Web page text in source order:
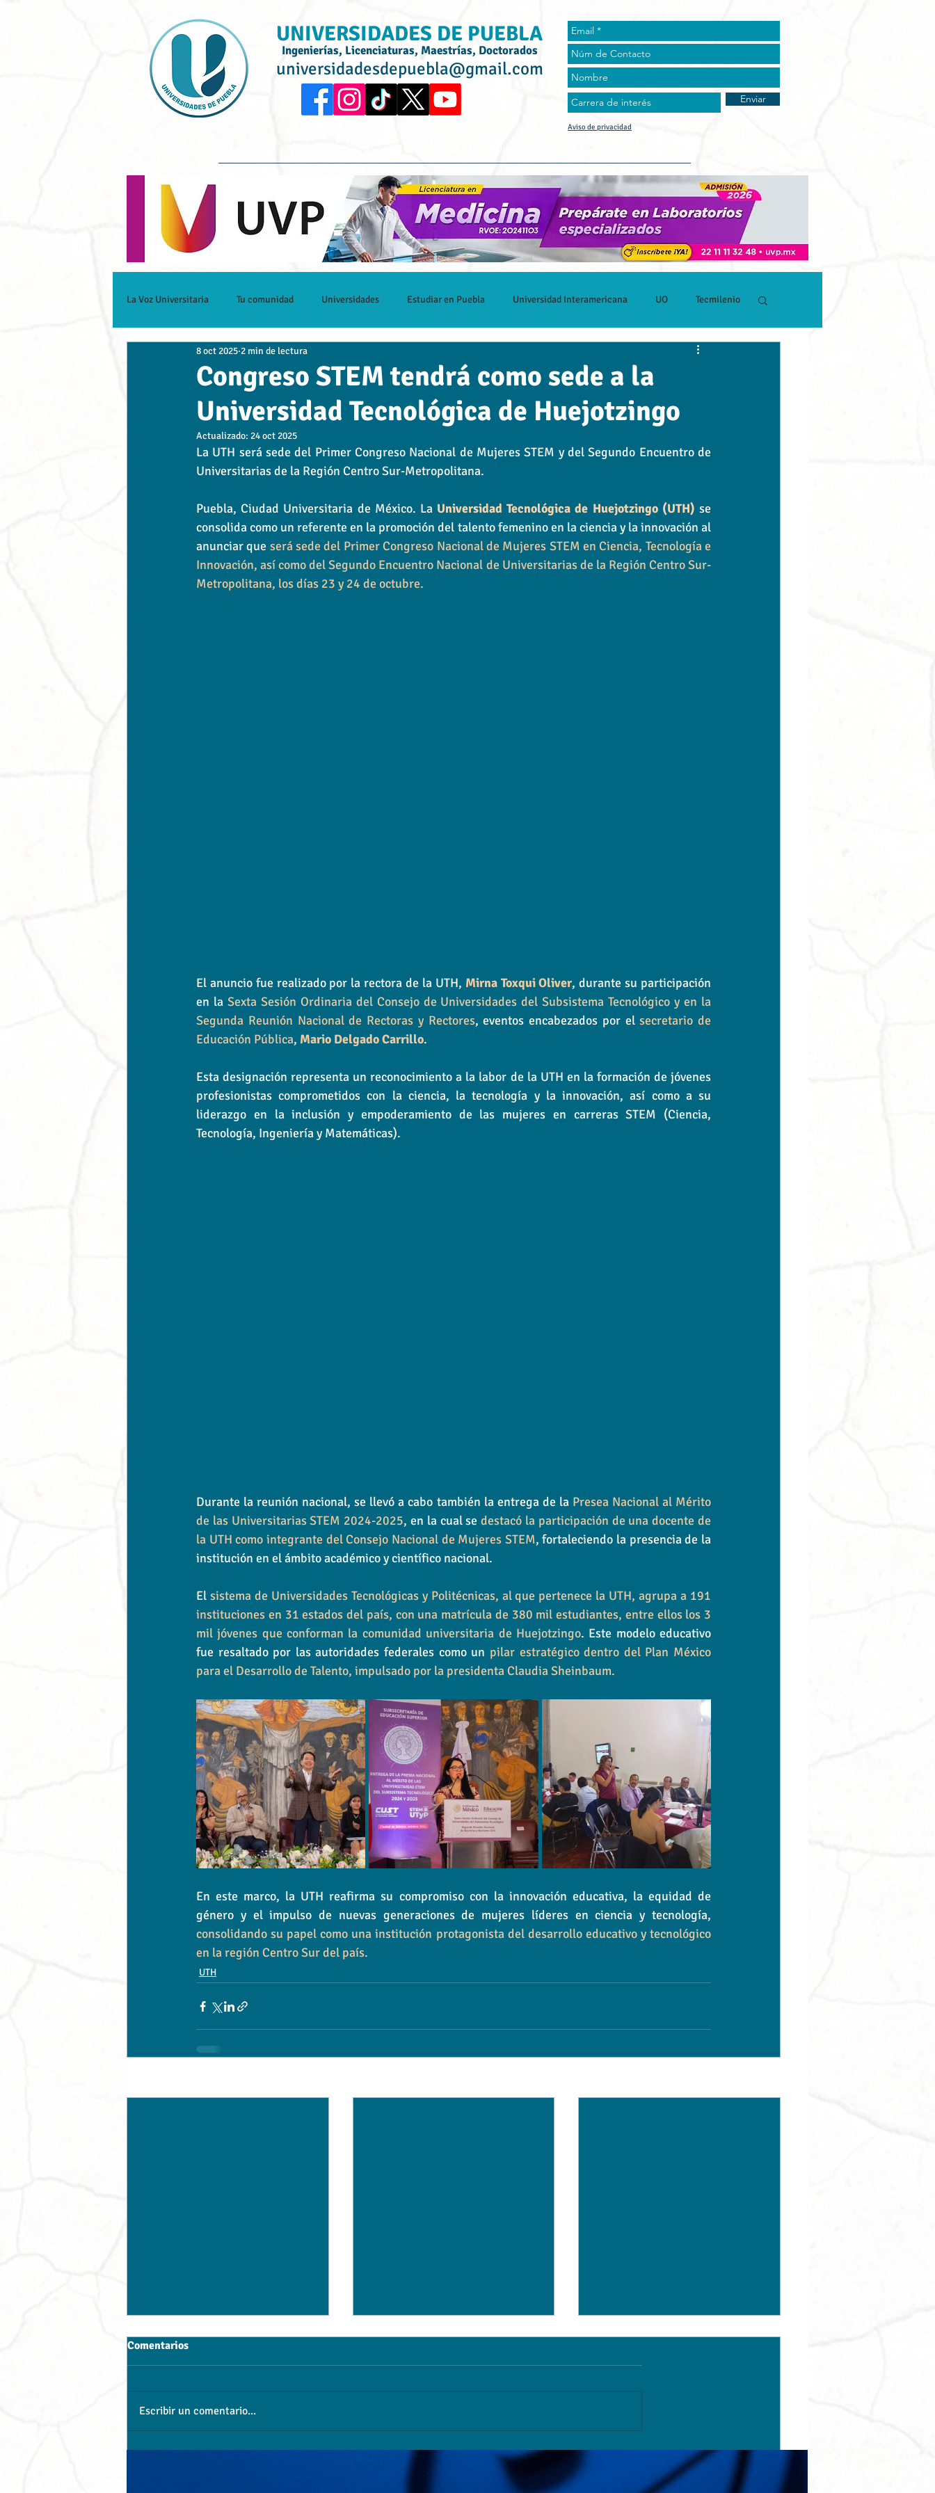
UNIVERSIDADES DE PUEBLA
Ingenierías, Licenciaturas, Maestrías, Doctorados
universidadesdepuebla@gmail.com
Enviar
Aviso de privacidad
La Voz Universitaria Tu comunidad Universidades Estudiar en Puebla Universidad Interamericana UO Tecmilenio
UNIC UAMP Estudiar Online GASTRONOMÍA
Conexión Académica - Empresarial Edhalí Cultura Head line UTED BUAP upaep
UVP Alvart
Congreso STEM tendrá como sede a la
Universidad Tecnológica de Huejotzingo
8 oct 2025 2 min de lectura
Actualizado: 24 oct 2025
La UTH será sede del Primer Congreso Nacional de Mujeres STEM y del Segundo Encuentro de
Universitarias de la Región Centro Sur-Metropolitana.
Puebla, Ciudad Universitaria de México. La Universidad Tecnológica de Huejotzingo (UTH) se
consolida como un referente en la promoción del talento femenino en la ciencia y la innovación al
anunciar que será sede del Primer Congreso Nacional de Mujeres STEM en Ciencia, Tecnología e
Innovación, así como del Segundo Encuentro Nacional de Universitarias de la Región Centro Sur-
Metropolitana, los días 23 y 24 de octubre.
El anuncio fue realizado por la rectora de la UTH, Mirna Toxqui Oliver, durante su participación
en la Sexta Sesión Ordinaria del Consejo de Universidades del Subsistema Tecnológico y en la
Segunda Reunión Nacional de Rectoras y Rectores, eventos encabezados por el secretario de
Educación Pública, Mario Delgado Carrillo.
Esta designación representa un reconocimiento a la labor de la UTH en la formación de jóvenes
profesionistas comprometidos con la ciencia, la tecnología y la innovación, así como a su
liderazgo en la inclusión y empoderamiento de las mujeres en carreras STEM (Ciencia,
Tecnología, Ingeniería y Matemáticas).
Durante la reunión nacional, se llevó a cabo también la entrega de la Presea Nacional al Mérito
de las Universitarias STEM 2024-2025, en la cual se destacó la participación de una docente de
la UTH como integrante del Consejo Nacional de Mujeres STEM, fortaleciendo la presencia de la
institución en el ámbito académico y científico nacional.
El sistema de Universidades Tecnológicas y Politécnicas, al que pertenece la UTH, agrupa a 191
instituciones en 31 estados del país, con una matrícula de 380 mil estudiantes, entre ellos los 3
mil jóvenes que conforman la comunidad universitaria de Huejotzingo. Este modelo educativo
fue resaltado por las autoridades federales como un pilar estratégico dentro del Plan México
para el Desarrollo de Talento, impulsado por la presidenta Claudia Sheinbaum.
En este marco, la UTH reafirma su compromiso con la innovación educativa, la equidad de
consolidando su papel como una institución protagonista del desarrollo educativo y tecnológico
en la región Centro Sur del país.
UTH
UTH apuesta por investigación
UTH lidera movilidad
internacional en Puebla
UTH impulsa graduación
histórica de 607 egresados
Comentarios
Escribir un comentario...